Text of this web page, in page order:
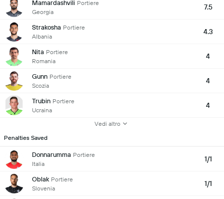
Mamardashvili Portiere
Georgia
7.5
Strakosha Portiere
Albania
4.3
Nita Portiere
Romania
4
Gunn Portiere
Scozia
4
Trubin Portiere
Ucraina
4
Vedi altro
Penalties Saved
Donnarumma Portiere
Italia
1/1
Oblak Portiere
Slovenia
1/1